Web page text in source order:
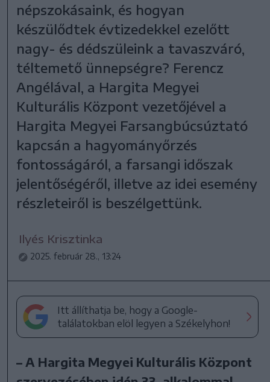
népszokásaink, és hogyan
készülődtek évtizedekkel ezelőtt
nagy- és dédszüleink a tavaszváró,
téltemető ünnepségre? Ferencz
Angélával, a Hargita Megyei
Kulturális Központ vezetőjével a
Hargita Megyei Farsangbúcsúztató
kapcsán a hagyományőrzés
fontosságáról, a farsangi időszak
jelentőségéről, illetve az idei esemény
részleteiről is beszélgettünk.
Ilyés Krisztinka
2025. február 28., 13:24
Itt állíthatja be, hogy a Google-
találatokban elöl legyen a Székelyhon!
– A Hargita Megyei Kulturális Központ